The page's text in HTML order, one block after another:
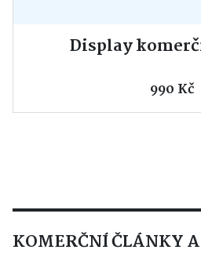
Display
990 Kč
KOMERČNÍ ČLÁNKY